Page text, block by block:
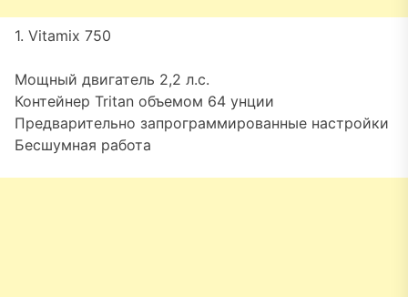
1. Vitamix 750
Мощный двигатель 2,2 л.с.
Контейнер Tritan объемом 64 унции
Предварительно запрограммированные настройки
Бесшумная работа